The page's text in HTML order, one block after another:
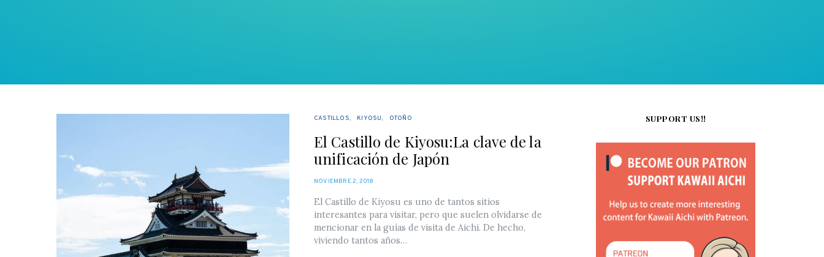
CASTILLOS KIYOSU OTOÑO
El Castillo de Kiyosu:La clave de la
unificación de Japón
POSTED
NOVIEMBRE 2, 2018
El Castillo de Kiyosu es uno de tantos sitios
interesantes para visitar, pero que suelen olvidarse de
mencionar en la guías de visita de Aichi. De hecho,
viviendo tantos años…
SUPPORT US!!